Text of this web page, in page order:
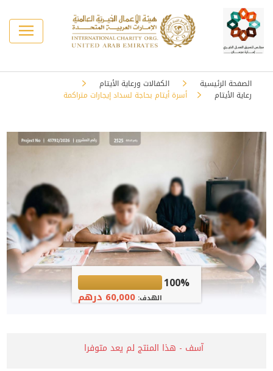
الصفحة الرئيسية
الكفالات ورعاية الأيتام
رعاية الأيتام
أسرة أيتام بحاجة لسداد إيجارات متراكمة
100%
الهدف:60,000 درهم
آسف - هذا المنتج لم يعد متوفرا